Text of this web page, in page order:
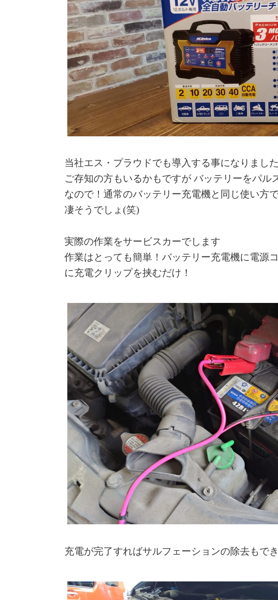
当社エス・プラウドでも導入する事になりまし
ご存知の方もいるかもですが バッテリーをパル
なので！通常のバッテリー充電機と同じ使い方
凄そうでしょ(笑)
実際の作業をサービスカーでします
作業はとっても簡単！バッテリー充電機に電源
に充電クリップを挟むだけ！
充電が完了すればサルフェーションの除去もで